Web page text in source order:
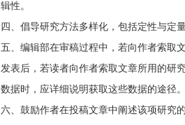
辑性。
四、倡导研究方法多样化，包括定性与定
五、编辑部在审稿过程中，若向作者索取
发表后，若读者向作者索取文章所用的研
数据时，应详细说明获取这些数据的途径。
六、鼓励作者在投稿文章中阐述该项研究